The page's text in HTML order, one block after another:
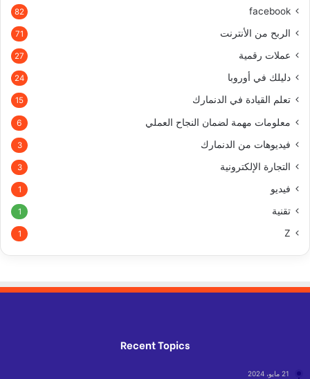
facebook
82
الربح من الأنترنت 71
عملات رقمية 27
دليلك في أوروبا 24
تعلم القيادة في الدنمارك 15
معلومات مهمة لضمان النجاح العملي 6
فيديوهات من الدنمارك 3
التجارة الإلكترونية 3
فيديو 1
تقنية 1
Z
1
Recent Topics
21 مايو، 2024